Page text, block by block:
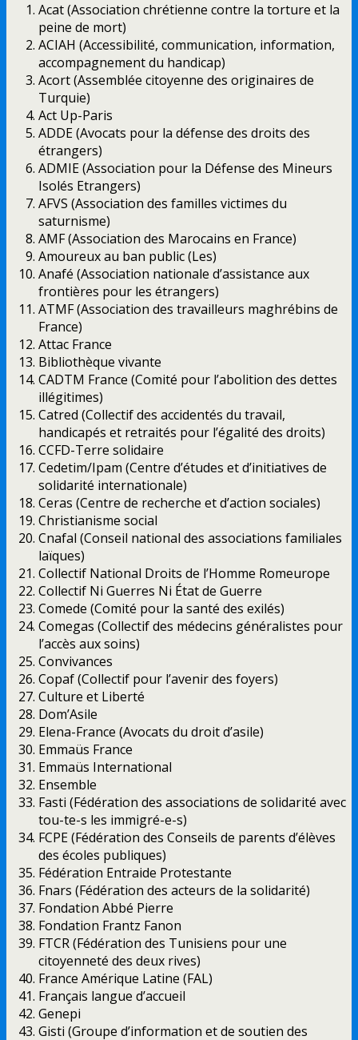
Acat (Association chrétienne contre la torture et la
peine de mort)
ACIAH (Accessibilité, communication, information,
accompagnement du handicap)
Acort (Assemblée citoyenne des originaires de
Turquie)
Act Up-Paris
ADDE (Avocats pour la défense des droits des
étrangers)
ADMIE (Association pour la Défense des Mineurs
Isolés Etrangers)
AFVS (Association des familles victimes du
saturnisme)
AMF (Association des Marocains en France)
Amoureux au ban public (Les)
Anafé (Association nationale d’assistance aux
frontières pour les étrangers)
ATMF (Association des travailleurs maghrébins de
France)
Attac France
Bibliothèque vivante
CADTM France (Comité pour l’abolition des dettes
illégitimes)
Catred (Collectif des accidentés du travail,
handicapés et retraités pour l’égalité des droits)
CCFD-Terre solidaire
Cedetim/Ipam (Centre d’études et d’initiatives de
solidarité internationale)
Ceras (Centre de recherche et d’action sociales)
Christianisme social
Cnafal (Conseil national des associations familiales
laïques)
Collectif National Droits de l’Homme Romeurope
Collectif Ni Guerres Ni État de Guerre
Comede (Comité pour la santé des exilés)
Comegas (Collectif des médecins généralistes pour
l’accès aux soins)
Convivances
Copaf (Collectif pour l’avenir des foyers)
Culture et Liberté
Dom’Asile
Elena-France (Avocats du droit d’asile)
Emmaüs France
Emmaüs International
Ensemble
Fasti (Fédération des associations de solidarité avec
tou-te-s les immigré-e-s)
FCPE (Fédération des Conseils de parents d’élèves
des écoles publiques)
Fédération Entraide Protestante
Fnars (Fédération des acteurs de la solidarité)
Fondation Abbé Pierre
Fondation Frantz Fanon
FTCR (Fédération des Tunisiens pour une
citoyenneté des deux rives)
France Amérique Latine (FAL)
Français langue d’accueil
Genepi
Gisti (Groupe d’information et de soutien des